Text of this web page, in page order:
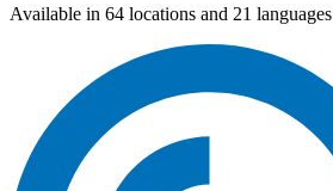
Available in 64 locations and 21 languages